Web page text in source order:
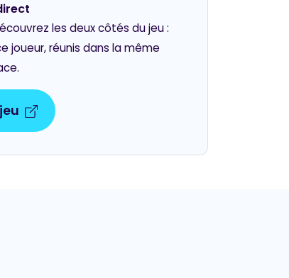
les deux côtés du jeu :
joueur, réunis dans la même